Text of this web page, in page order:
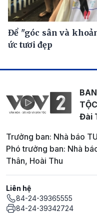
Để "góc sân và
ức tươi đẹp
TỘC
Đài
Trưởng ban: Nhà báo
Phó trưởng ban: Nhà
Thân, Hoài Thu
Liên hệ
84-24-39365555
84-24-39342724